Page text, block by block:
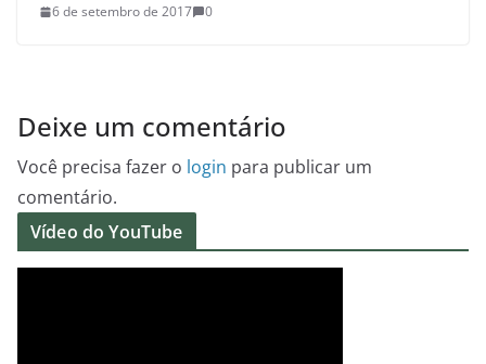
6 de setembro de 2017 0
Deixe um comentário
Você precisa fazer o login para publicar um
comentário.
Vídeo do YouTube